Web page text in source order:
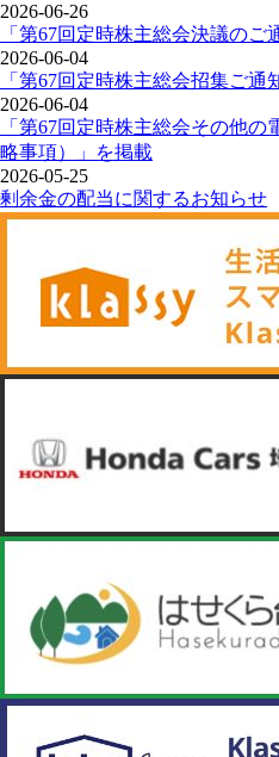
2026-06-26
「第67回定時株主総会決議のご
2026-06-04
「第67回定時株主総会招集ご通
2026-06-04
「第67回定時株主総会その他
略事項）」を掲載
2026-05-25
剰余金の配当に関するお知らせ